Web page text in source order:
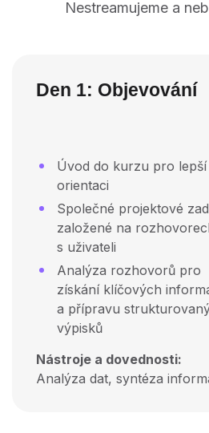
Nestreamujeme a
Den 1: Objevování
Úvod do kurzu pro lepší
orientaci
Společné projektové
založené na
s uživateli
Analýza rozhovorů pro
získání klíčových
a přípravu
výpisků
Nástroje a dovednosti:
Analýza dat, syntéza